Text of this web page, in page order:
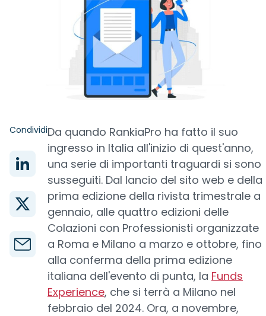
CondividiDa quando RankiaPro ha fatto il suo
ingresso in Italia all'inizio di quest'anno,
una serie di importanti traguardi si sono
susseguiti. Dal lancio del sito web e della
prima edizione della rivista trimestrale a
gennaio, alle quattro edizioni delle
Colazioni con Professionisti organizzate
a Roma e Milano a marzo e ottobre, fino
alla conferma della prima edizione
italiana dell'evento di punta, la Funds
Experience, che si terrà a Milano nel
febbraio del 2024. Ora, a novembre,